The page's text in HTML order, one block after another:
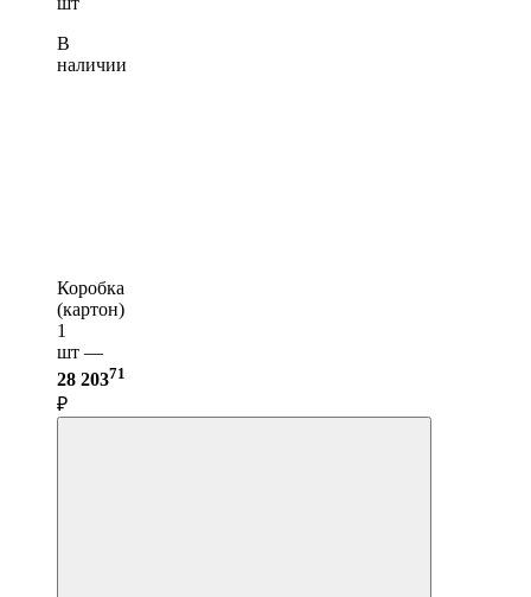
В
наличии
Коробка
(картон)
1
шт —
28 20371
₽